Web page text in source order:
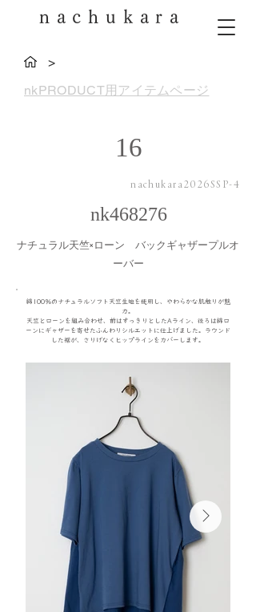
nachukara
>
nkPRODUCT用アイテムページ
16
nachukara2026SSP-4
nk468276
ナチュラル天竺×ローン バックギャザープルオ
ーバー
綿100％のナチュラルソフト天竺生地を使用し、やわらかな肌触りが魅
力。
天竺とローンを組み合わせ、前はすっきりとしたAライン、後ろは綿ロ
ーンにギャザーを寄せたふんわりシルエットに仕上げました。ラウンド
した裾が、さりげなくヒップラインをカバーします。